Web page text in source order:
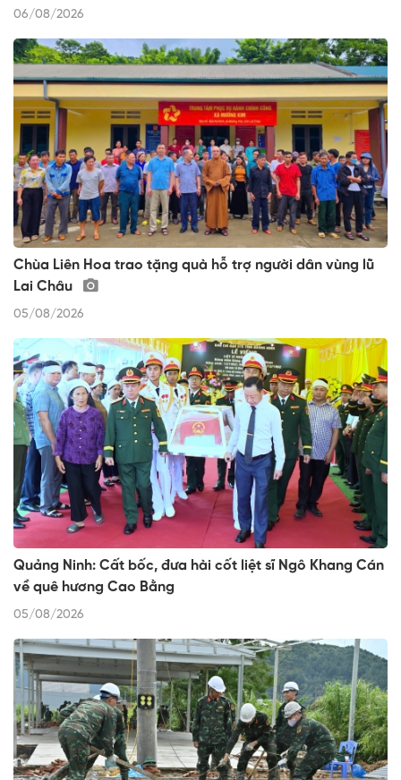
06/08/2026
Chùa Liên Hoa trao tặng quà hỗ trợ người dân vùng lũ
Lai Châu
05/08/2026
Quảng Ninh: Cất bốc, đưa hài cốt liệt sĩ Ngô Khang Cán
về quê hương Cao Bằng
05/08/2026